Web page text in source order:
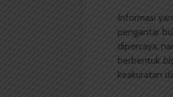
Informasi
pengantar
dipercaya,
berbentuk
keakuratan